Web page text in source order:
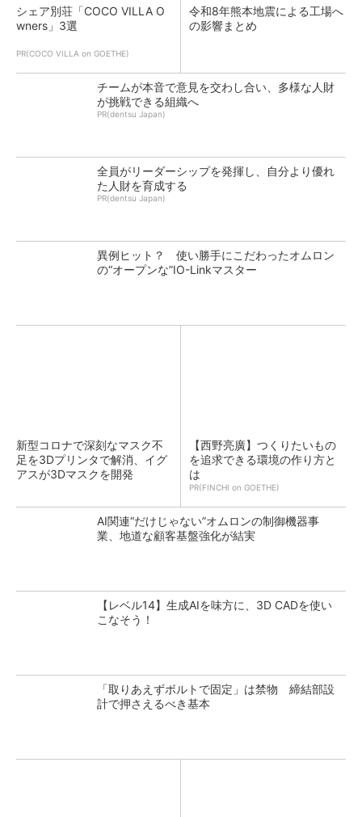
シェア別荘「COCO VILLA O
wners」3選
PR(COCO VILLA on GOETHE)
令和8年熊本地震による工場へ
の影響まとめ
チームが本音で意見を交わし合い、多様な人財
が挑戦できる組織へ
PR(dentsu Japan)
全員がリーダーシップを発揮し、自分より優れ
た人財を育成する
PR(dentsu Japan)
異例ヒット？ 使い勝手にこだわったオムロン
の“オープンな”IO-Linkマスター
新型コロナで深刻なマスク不
足を3Dプリンタで解消、イグ
アスが3Dマスクを開発
【西野亮廣】つくりたいもの
を追求できる環境の作り方と
は
PR(FINCHI on GOETHE)
AI関連“だけじゃない”オムロンの制御機器事
業、地道な顧客基盤強化が結実
【レベル14】生成AIを味方に、3D CADを使い
こなそう！
「取りあえずボルトで固定」は禁物 締結部設
計で押さえるべき基本